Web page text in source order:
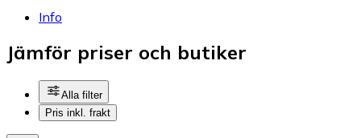
Info
Jämför priser och butiker
Alla filter
Pris inkl. frakt